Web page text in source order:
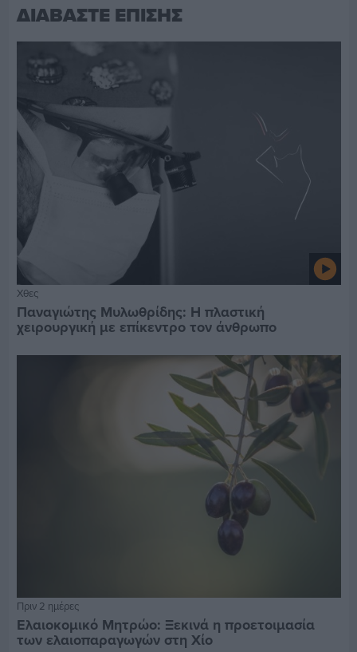
ΔΙΑΒΑΣΤΕ ΕΠΙΣΗΣ
Χθες
Παναγιώτης Μυλωθρίδης: Η πλαστική
χειρουργική με επίκεντρο τον άνθρωπο
Πριν 2 ημέρες
Ελαιοκομικό Μητρώο: Ξεκινά η προετοιμασία
των ελαιοπαραγωγών στη Χίο